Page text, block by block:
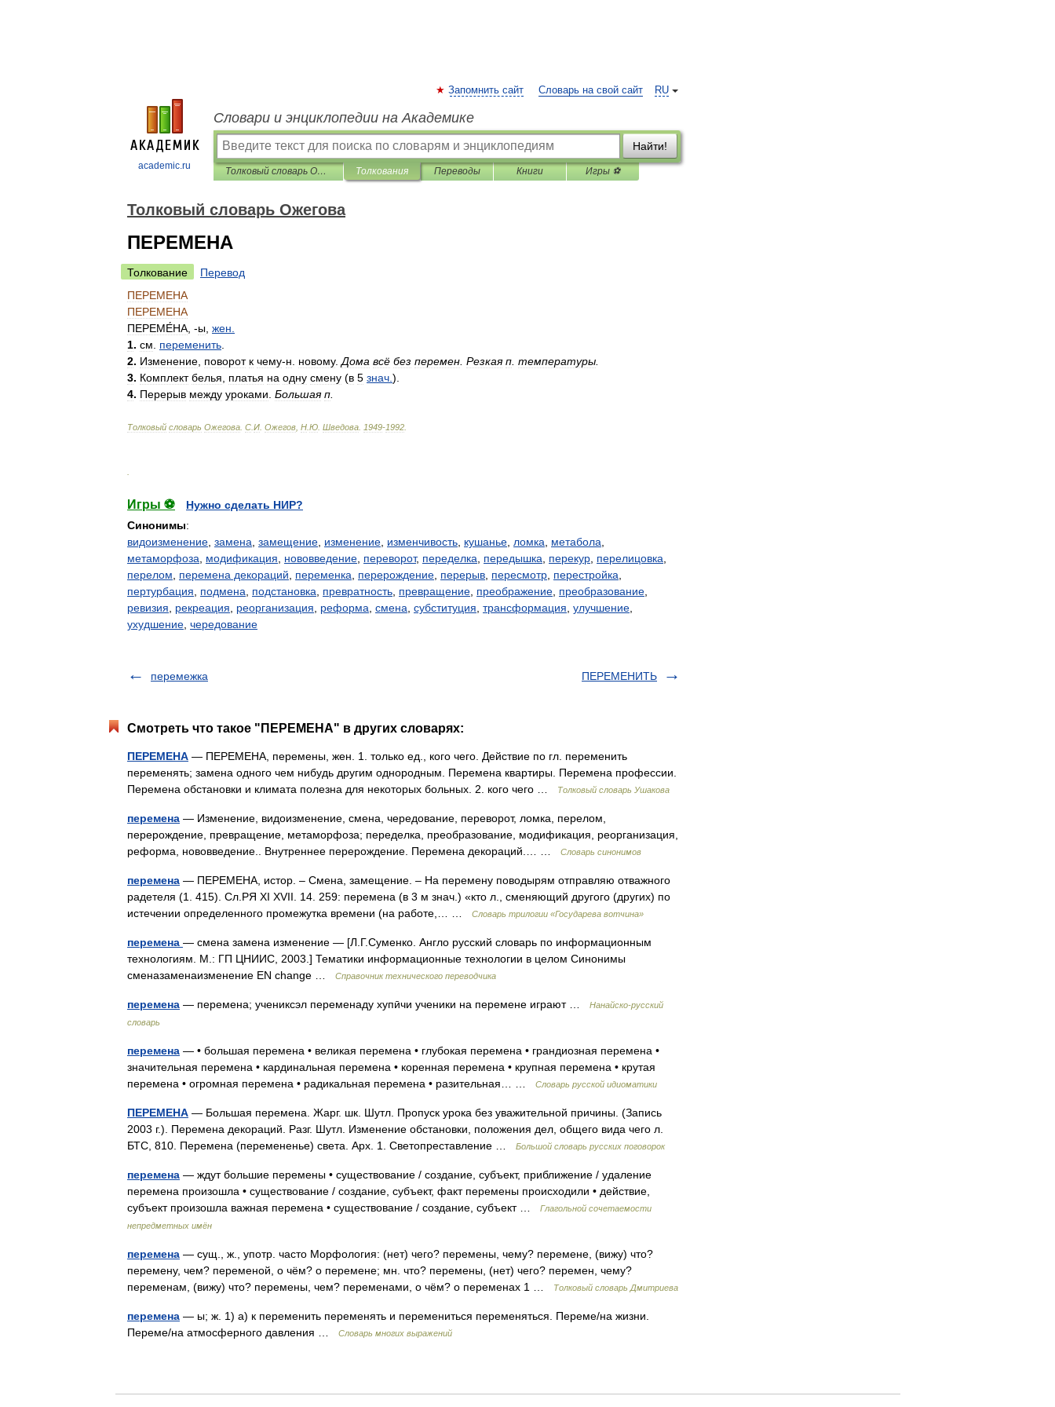
academic.ru
RU
Запомнить сайт Словарь на свой сайт
Словари и энциклопедии на Академике
Найти!
Толковый словарь Ожегова Толкования Переводы Книги Игры ⚽
Толковый словарь Ожегова
ПЕРЕМЕНА
Толкование
Перевод
ПЕРЕМЕНА
ПЕРЕМЕНА
ПЕРЕМЕ́НА , -ы жен
1. см переменить
2. Изменение поворот к чему-н новому. Дома всё без перемен Резкая п температуры
3. Комплект белья платья на одну смену (в 5 знач ).
4. Перерыв между уроками Большая п
Толковый словарь Ожегова С И Ожегов Н Ю Шведова 1949-1992
Игры ⚽
Нужно сделать НИР?
Синонимы:
видоизменение замена замещение изменение изменчивость кушанье ломка метабола
метаморфоза
модификация нововведение переворот, переделка передышка перекур перелицовка
перелом
перемена декораций переменка перерождение перерыв пересмотр перестройка
пертурбация
подмена подстановка превратность превращение преображение преобразование
ревизия
рекреация реорганизация реформа смена субституция трансформация улучшение
ухудшение чередование
перемежка ПЕРЕМЕНИТЬ
Смотреть что такое "ПЕРЕМЕНА" в других словарях:
ПЕРЕМЕНА — ПЕРЕМЕНА, перемены, жен. 1. только ед., кого чего. Действие по гл. переменить
переменять; замена одного чем нибудь другим однородным. Перемена квартиры. Перемена профессии.
Перемена обстановки и климата полезна для некоторых больных. 2. кого чего …
Толковый словарь Ушакова
перемена — Изменение, видоизменение, смена, чередование, переворот, ломка, перелом,
перерождение, превращение, метаморфоза; переделка, преобразование, модификация, реорганизация,
реформа, нововведение.. Внутреннее перерождение. Перемена декораций.… …
Словарь синонимов
перемена — ПЕРЕМЕНА, истор. – Смена, замещение. – На перемену поводырям отправляю отважного
радетеля (1. 415). Сл.РЯ XI XVII. 14. 259: перемена (в 3 м знач.) «кто л., сменяющий другого (других) по
истечении определенного промежутка времени (на работе,… …
Словарь трилогии «Государева вотчина»
перемена — смена замена изменение — [Л.Г.Суменко. Англо русский словарь по информационным
технологиям. М.: ГП ЦНИИС, 2003.] Тематики информационные технологии в целом Синонимы
сменазаменаизменение EN change …
Справочник технического переводчика
перемена — перемена; учениксэл переменаду хупӣчи ученики на перемене играют …
Нанайско-русский
словарь
перемена — • большая перемена • великая перемена • глубокая перемена • грандиозная перемена •
значительная перемена • кардинальная перемена • коренная перемена • крупная перемена • крутая
перемена • огромная перемена • радикальная перемена • разительная… …
Словарь русской идиоматики
ПЕРЕМЕНА — Большая перемена. Жарг. шк. Шутл. Пропуск урока без уважительной причины. (Запись
2003 г.). Перемена декораций. Разг. Шутл. Изменение обстановки, положения дел, общего вида чего л.
БТС, 810. Перемена (перемененье) света. Арх. 1. Светопреставление …
Большой словарь русских поговорок
перемена — ждут большие перемены • существование / создание, субъект, приближение / удаление
перемена произошла • существование / создание, субъект, факт перемены происходили • действие,
субъект произошла важная перемена • существование / создание, субъект …
Глагольной сочетаемости
непредметных имён
перемена — сущ., ж., употр. часто Морфология: (нет) чего? перемены, чему? перемене, (вижу) что?
перемену, чем? переменой, о чём? о перемене; мн. что? перемены, (нет) чего? перемен, чему?
переменам, (вижу) что? перемены, чем? переменами, о чём? о переменах 1 …
Толковый словарь Дмитриева
перемена — ы; ж. 1) а) к переменить переменять и перемениться переменяться. Переме/на жизни.
Переме/на атмосферного давления …
Словарь многих выражений